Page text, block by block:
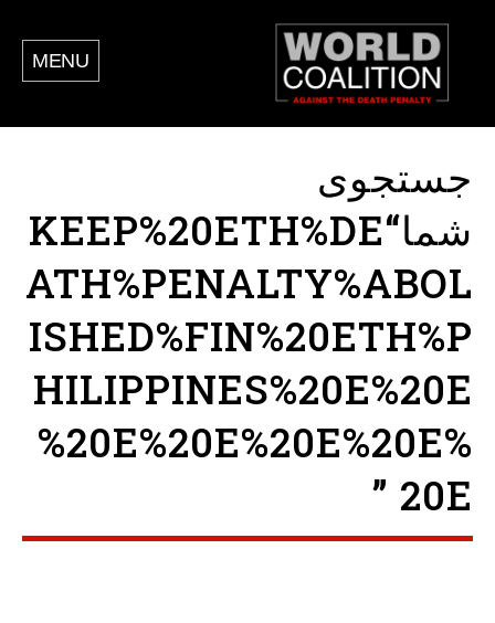
MENU
جستجوی
شما“KEEP%20ETH%DE
ATH%PENALTY%ABOL
ISHED%FIN%20ETH%P
HILIPPINES%20E%20E
%20E%20E%20E%20E%
20E ”